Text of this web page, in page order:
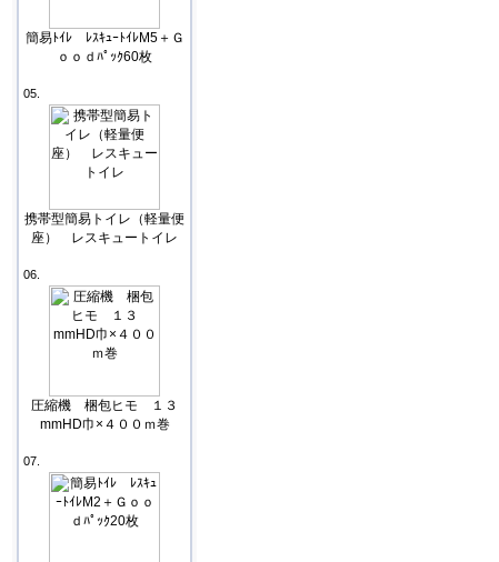
簡易ﾄｲﾚ ﾚｽｷｭｰﾄｲﾚM5＋Ｇ
ｏｏｄﾊﾟｯｸ60枚
05.
携帯型簡易トイレ（軽量便
座） レスキュートイレ
06.
圧縮機 梱包ヒモ １３
mmHD巾×４００ｍ巻
07.